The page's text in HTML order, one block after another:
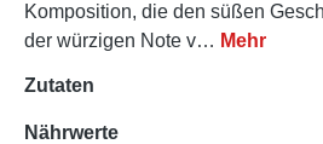
Komposition, die den süßen
der würzigen Note v… Mehr
Zutaten
Nährwerte